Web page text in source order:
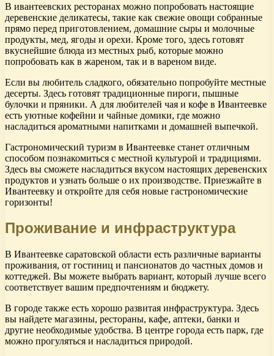
В ивантеевских ресторанах можно попробовать настоящие
деревенские деликатесы, такие как свежие овощи собранные
прямо перед приготовлением, домашние сыры и молочные
продукты, мед, ягоды и орехи. Кроме того, здесь готовят
вкуснейшие блюда из местных рыб, которые можно
попробовать как в жареном, так и в вареном виде.
Если вы любитель сладкого, обязательно попробуйте местные
десерты. Здесь готовят традиционные пироги, пышные
булочки и пряники. А для любителей чая и кофе в Ивантеевке
есть уютные кофейни и чайные домики, где можно
насладиться ароматными напитками и домашней выпечкой.
Гастрономический туризм в Ивантеевке станет отличным
способом познакомиться с местной культурой и традициями.
Здесь вы сможете насладиться вкусом настоящих деревенских
продуктов и узнать больше о их производстве. Приезжайте в
Ивантеевку и откройте для себя новые гастрономические
горизонты!
Проживание и инфраструктура
В Ивантеевке саратовской области есть различные варианты
проживания, от гостиниц и пансионатов до частных домов и
коттеджей. Вы можете выбрать вариант, который лучше всего
соответствует вашим предпочтениям и бюджету.
В городе также есть хорошо развитая инфраструктура. Здесь
вы найдете магазины, рестораны, кафе, аптеки, банки и
другие необходимые удобства. В центре города есть парк, где
можно прогуляться и насладиться природой.